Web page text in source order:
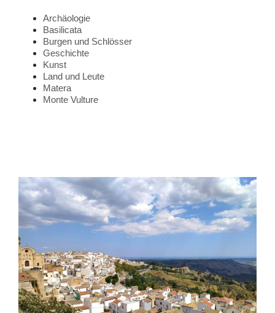
Archäologie
Basilicata
Burgen und Schlösser
Geschichte
Kunst
Land und Leute
Matera
Monte Vulture